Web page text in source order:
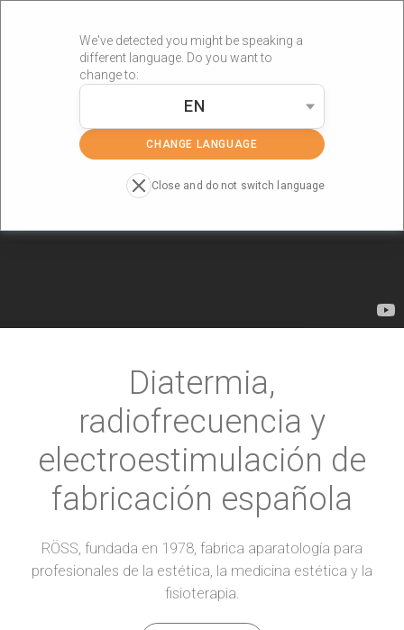
We've detected you might be speaking a
different language. Do you want to
change to:
EN
CHANGE LANGUAGE
Close and do not switch language
Diatermia,
radiofrecuencia y
electroestimulación de
fabricación española
RÖSS, fundada en 1978, fabrica aparatología para
profesionales de la estética, la medicina estética y la
fisioterapia.